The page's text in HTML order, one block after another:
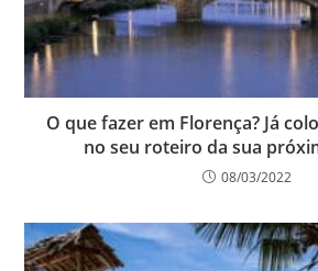
O que fazer em Florença? Já
no seu roteiro da sua
08/03/2022